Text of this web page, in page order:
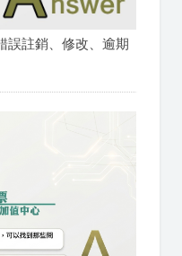
誤註銷、修改、逾期